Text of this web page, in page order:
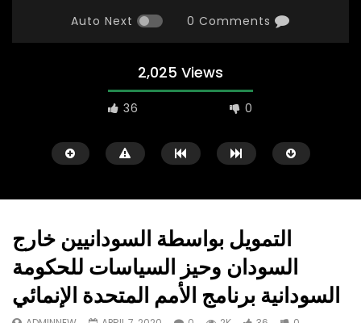
Auto Next 0 Comments
2,025 Views
36 0
Watch Later
31:56
سكاي نيوز عربية – أزمة نورد ستريم مزيد
02:27:52
– مؤتمر مستقبل
التمويل بواسطة السودانيين خارج
السودان وحيز السياسات للحكومة
السودانية برنامج الأمم المتحدة الإنمائي